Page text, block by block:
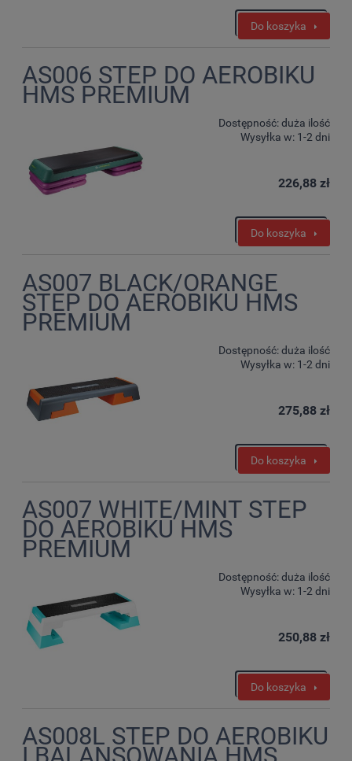
Do koszyka
AS006 STEP DO AEROBIKU
HMS PREMIUM
Dostępność:duża ilość
Wysyłka w: 1-2 dni
226,88 zł
Do koszyka
AS007 BLACK/ORANGE
STEP DO AEROBIKU HMS
PREMIUM
Dostępność:duża ilość
Wysyłka w: 1-2 dni
275,88 zł
Do koszyka
AS007 WHITE/MINT STEP
DO AEROBIKU HMS
PREMIUM
Dostępność:duża ilość
Wysyłka w: 1-2 dni
250,88 zł
Do koszyka
AS008L STEP DO AEROBIKU